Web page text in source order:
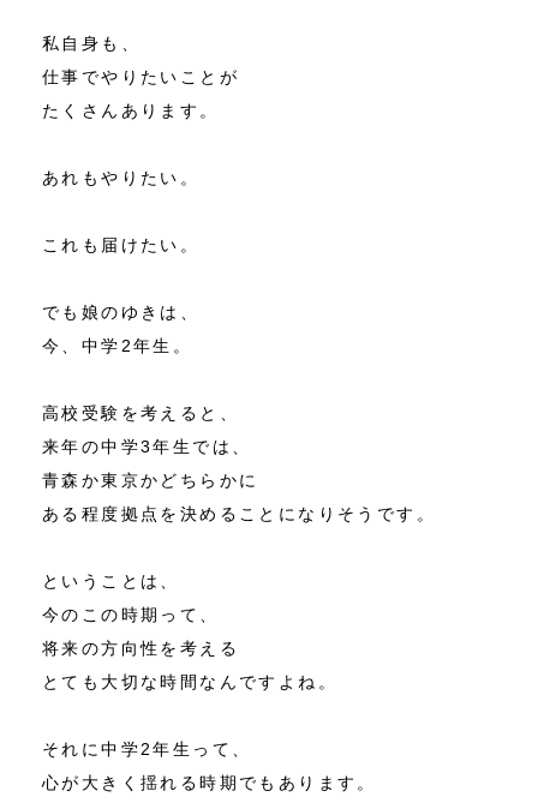
私自身も、
仕事でやりたいことが
たくさんあります。
あれもやりたい。
これも届けたい。
でも娘のゆきは、
今、中学2年生。
高校受験を考えると、
来年の中学3年生では、
青森か東京かどちらかに
ある程度拠点を決めることになりそうです。
ということは、
今のこの時期って、
将来の方向性を考える
とても大切な時間なんですよね。
それに中学2年生って、
心が大きく揺れる時期でもあります。